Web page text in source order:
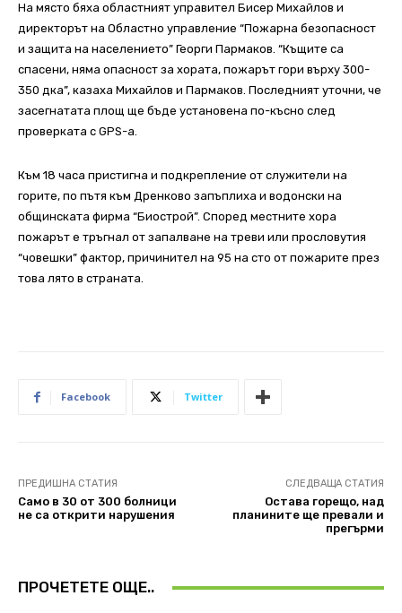
На място бяха областният управител Бисер Михайлов и
директорът на Областно управление “Пожарна безопасност
и защита на населението” Георги Пармаков. “Къщите са
спасени, няма опасност за хората, пожарът гори върху 300-
350 дка”, казаха Михайлов и Пармаков. Последният уточни, че
засегнатата площ ще бъде установена по-късно след
проверката с GPS-а.
Към 18 часа пристигна и подкрепление от служители на
горите, по пътя към Дренково запъплиха и водонски на
общинската фирма “Биострой”. Според местните хора
пожарът е тръгнал от запалване на треви или прословутия
“човешки” фактор, причинител на 95 на сто от пожарите през
това лято в страната.
Facebook Twitter
ПРЕДИШНА СТАТИЯ
Само в 30 от 300 болници
не са открити нарушения
СЛЕДВАЩА СТАТИЯ
Остава горещо, над
планините ще превали и
прегърми
ПРОЧЕТЕТЕ ОЩЕ..